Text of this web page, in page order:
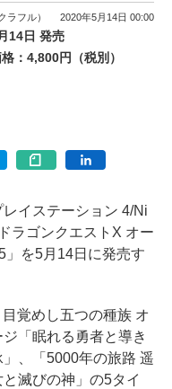
ラフル） 2020年5月14日 00:00
14日 発売
：4,800円（税別）
イステーション 4/Ni
ラゴンクエストX オー
」を5月14日に発売す
覚めし五つの種族 オ
「眠れる勇者と導き
、「5000年の旅路 遥
滅びの神」の5タイ